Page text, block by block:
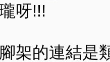
呀!!!
架的連結是